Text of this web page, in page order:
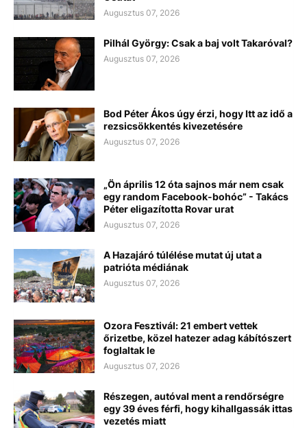
Augusztus 07, 2026
Pilhál György: Csak a baj volt Takaróval?
Augusztus 07, 2026
Bod Péter Ákos úgy érzi, hogy Itt az idő a
rezsicsökkentés kivezetésére
Augusztus 07, 2026
„Ön április 12 óta sajnos már nem csak
egy random Facebook-bohóc” - Takács
Péter eligazította Rovar urat
Augusztus 07, 2026
A Hazajáró túlélése mutat új utat a
patrióta médiának
Augusztus 07, 2026
Ozora Fesztivál: 21 embert vettek
őrizetbe, közel hatezer adag kábítószert
foglaltak le
Augusztus 07, 2026
Részegen, autóval ment a rendőrségre
egy 39 éves férfi, hogy kihallgassák ittas
vezetés miatt